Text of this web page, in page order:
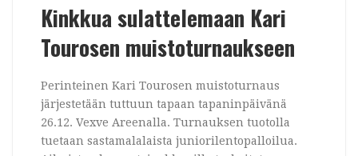
Kinkkua sulattelemaan Kari
Tourosen muistoturnaukseen
Perinteinen Kari Tourosen muistoturnaus
järjestetään tuttuun tapaan tapaninpäivänä
26.12. Vexve Areenalla. Turnauksen tuotolla
tuetaan sastamalalaista juniorilentopalloilua.